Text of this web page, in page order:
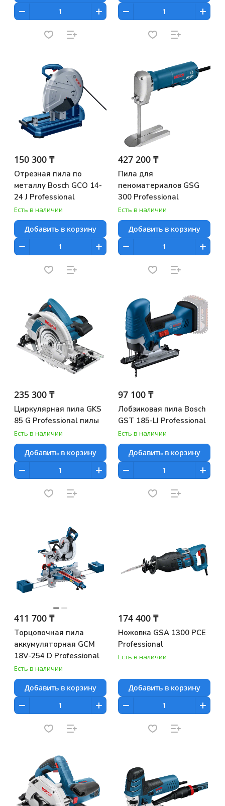
150 300 ₸
Отрезная пила по
металлу Bosch GCO 14-
24 J Professional
Есть в наличии
Добавить в корзину
427 200 ₸
Пила для
пеноматериалов GSG
300 Professional
Есть в наличии
Добавить в корзину
235 300 ₸
Циркулярная пила GKS
85 G Professional пилы
Есть в наличии
Добавить в корзину
97 100 ₸
Лобзиковая пила Bosch
GST 185-LI Professional
Есть в наличии
Добавить в корзину
411 700 ₸
Торцовочная пила
аккумуляторная GCM
18V-254 D Professional
Есть в наличии
Добавить в корзину
174 400 ₸
Ножовка GSA 1300 PCE
Professional
Есть в наличии
Добавить в корзину